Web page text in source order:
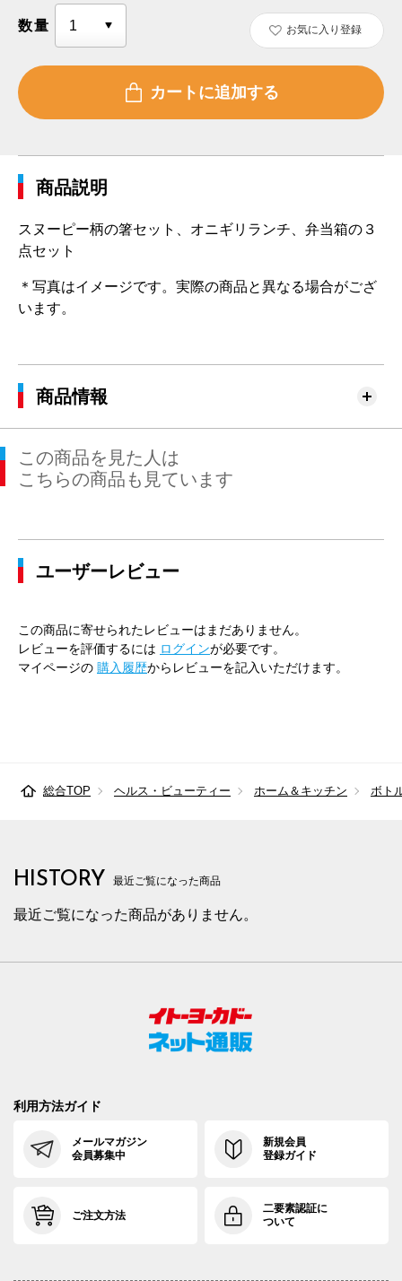
数量 お気に入り登録
商品説明
スヌーピー柄の箸セット、オニギリランチ、弁当箱の３
点セット
＊写真はイメージです。実際の商品と異なる場合がござ
います。
商品情報
この商品を見た人は
こちらの商品も見ています
ユーザーレビュー
この商品に寄せられたレビューはまだありません。
レビューを評価するには ログインが必要です。
マイページの 購入履歴からレビューを記入いただけます。
総合TOP ヘルス・ビューティー ホーム＆キッチン ボト
HISTORY 最近ご覧になった商品
最近ご覧になった商品がありません。
利用方法ガイド
メールマガジン
会員募集中
新規会員
登録ガイド
ご注文方法
二要素認証に
ついて